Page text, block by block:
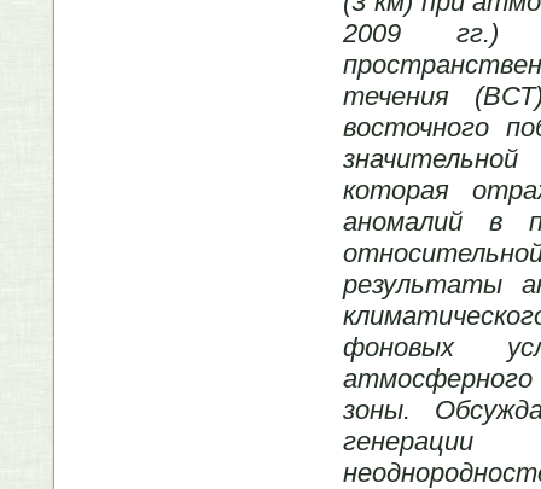
2009 гг.)
течения
восточного
которая
аномалий в
результаты
фоновых
зоны.